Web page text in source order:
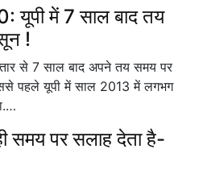
में 7 साल बाद तय
!
से 7 साल बाद अपने तय समय पर
पहले यूपी में साल 2013 में लगभग
समय पर सलाह देता है-